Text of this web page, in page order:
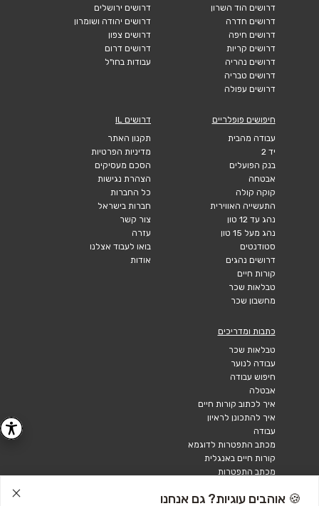
דרושים הוד השרון
דרושים חדרה
דרושים חיפה
דרושים קריות
דרושים נהריה
דרושים טבריה
דרושים עפולה
דרושים ירושלים
דרושים יהודה ושומרון
דרושים צפון
דרושים דרום
עבודות בחו"ל
חיפושים פופלריים
עבודה מהבית
יד 2
בנק הפועלים
אבטחה
קוקה קולה
התעשייה האווירית
נהג עד 12 טון
נהג מעל 15 טון
סטודנטים
דרושים נהגים
קורות חיים
טבלאות שכר
מחשבון שכר
דרושים IL
תקנון האתר
מדיניות הפרטיות
הסכם מעסיקים
הצהרת נגישות
כל החברות
חברות בישראל
צור קשר
עזרה
בואו לעבוד אצלנו
אודות
כתבות ומדריכים
טבלאות שכר
עבודה לנוער
חיפוש עבודה
אבטלה
איך לכתוב קורות חיים
איך להתכונן לראיון
עבודה
מכתב התפטרות לדוגמא
קורות חיים באנגלית
מכתב התפטרות
🍪 אוהבים עוגיות? גם אנחנו